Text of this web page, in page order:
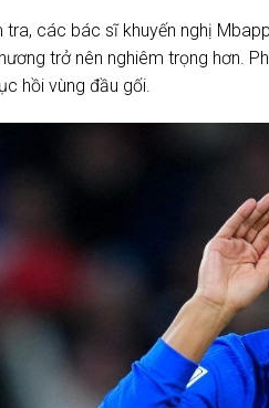
tra, các bác sĩ khuyến nghị
trở nên nghiêm trọng hơn.
hồi vùng đầu gối.